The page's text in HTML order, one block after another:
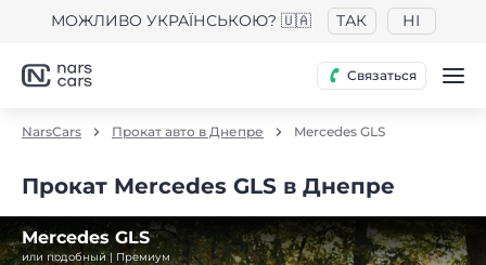
МОЖЛИВО УКРАЇНСЬКОЮ? 🇺🇦 ТАК НІ
Связаться
NarsCars Прокат авто в Днепре Mercedes GLS
Прокат Mercedes GLS в Днепре
Mercedes GLS
или подобный | Премиум